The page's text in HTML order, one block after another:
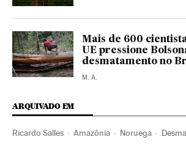
Mais de 600
UE pressione
desmatamento no
M. A.
ARQUIVADO EM
Ricardo Salles Amazônia Noruega